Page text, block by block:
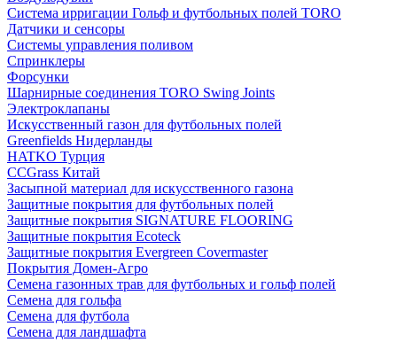
Система ирригации Гольф и футбольных полей TORO
Датчики и сенсоры
Системы управления поливом
Спринклеры
Форсунки
Шарнирные соединения TORO Swing Joints
Электроклапаны
Искусственный газон для футбольных полей
Greenfields Нидерланды
HATKO Турция
CCGrass Китай
Засыпной материал для искусственного газона
Защитные покрытия для футбольных полей
Защитные покрытия SIGNATURE FLOORING
Защитные покрытия Ecoteck
Защитные покрытия Evergreen Covermaster
Покрытия Домен-Агро
Семена газонных трав для футбольных и гольф полей
Семена для гольфа
Семена для футбола
Семена для ландшафта